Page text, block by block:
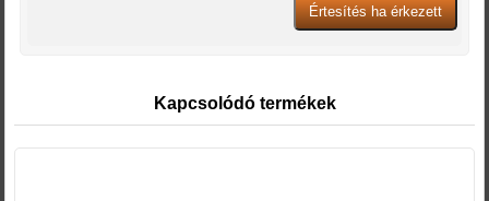
Kapcsolódó termékek